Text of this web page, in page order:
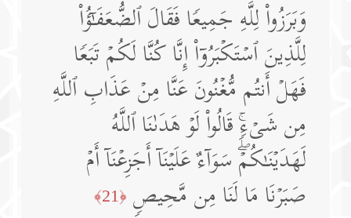
وَبَرَزُوا۟ لِلَّهِ جَمِیعࣰا فَقَالَ ٱلضُّعَفَـٰۤؤُا۟
لِلَّذِینَ ٱسۡتَكۡبَرُوۤا۟ إِنَّا كُنَّا لَكُمۡ تَبَعࣰا
فَهَلۡ أَنتُم مُّغۡنُونَ عَنَّا مِنۡ عَذَابِ ٱللَّهِ
مِن شَیۡءࣲۚ قَالُوا۟ لَوۡ هَدَىٰنَا ٱللَّهُ
لَهَدَیۡنَـٰكُمۡۖ سَوَاۤءٌ عَلَیۡنَاۤ أَجَزِعۡنَاۤ أَمۡ
صَبَرۡنَا مَا لَنَا مِن مَّحِیصࣲ ﴿21﴾